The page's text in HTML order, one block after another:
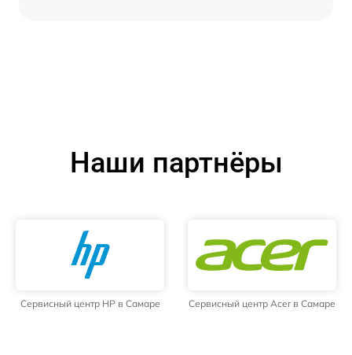
Наши партнёры
Сервисный центр HP в Самаре Сервисный центр Acer в Самаре